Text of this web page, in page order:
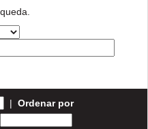
| Ordenar por